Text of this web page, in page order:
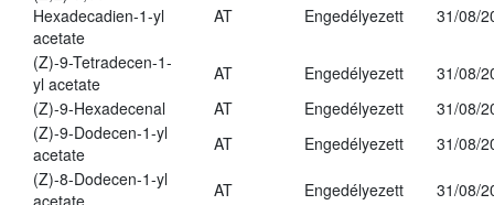
Hexadecadien-1-yl
acetate
AT Engedélyezett 31/08/
(Z)-9-Tetradecen-1-
yl acetate
AT Engedélyezett
31/08/
(Z)-9-Hexadecenal
AT Engedélyezett
31/08/
(Z)-9-Dodecen-1-yl
acetate
AT Engedélyezett
31/08/
(Z)-8-Dodecen-1-yl
AT Engedélyezett
31/08/